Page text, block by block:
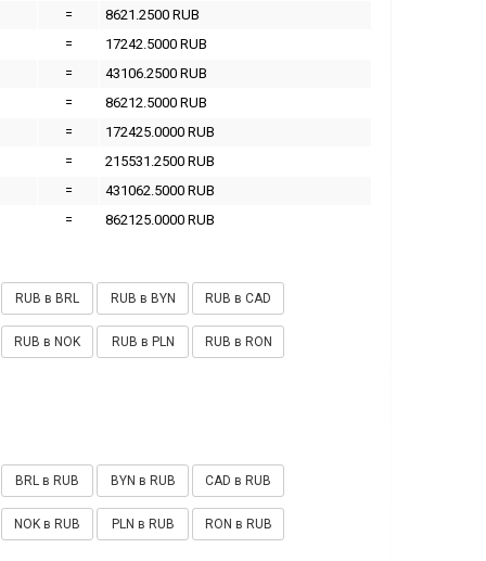
=
8621.2500 RUB
=
17242.5000 RUB
=
43106.2500 RUB
=
86212.5000 RUB
=
172425.0000 RUB
=
215531.2500 RUB
=
431062.5000 RUB
=
862125.0000 RUB
RUB в BRL RUB в BYN RUB в CAD
RUB в NOK RUB в PLN RUB в RON
BRL в RUB BYN в RUB CAD в RUB
NOK в RUB PLN в RUB RON в RUB